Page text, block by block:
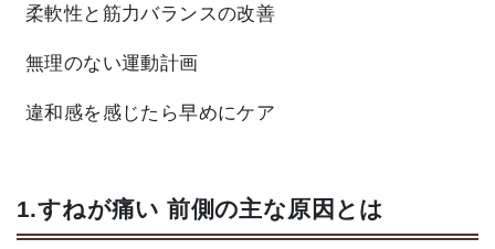
柔軟性と筋力バランスの改善
無理のない運動計画
違和感を感じたら早めにケア
1.すねが痛い 前側の主な原因とは